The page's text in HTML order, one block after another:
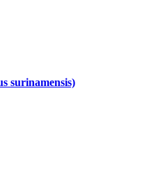
surinamensis)